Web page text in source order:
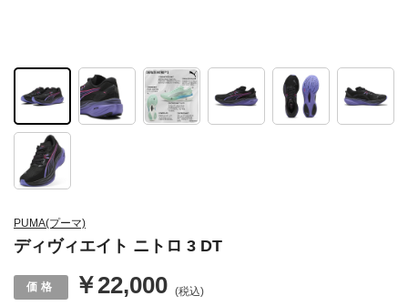
PUMA(プーマ)
ディヴィエイト ニトロ 3 DT
￥22,000 (税込)